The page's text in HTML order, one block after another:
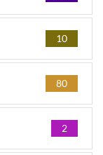
10
80
2